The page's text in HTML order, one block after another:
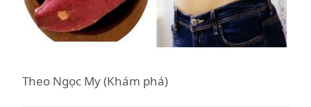
Theo Ngọc My (Khám phá)